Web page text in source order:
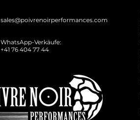
sales@poivrenoirperformances.com
WhatsApp-Verkäufe:
+41 76 404 77 44